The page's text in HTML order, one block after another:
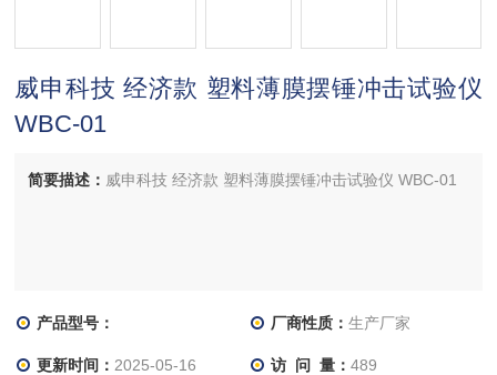
威申科技 经济款 塑料薄膜摆锤冲击试验仪
WBC-01
简要描述： 威申科技 经济款 塑料薄膜摆锤冲击试验仪 WBC-01
产品型号： 厂商性质： 生产厂家
更新时间： 2025-05-16 访 问 量： 489